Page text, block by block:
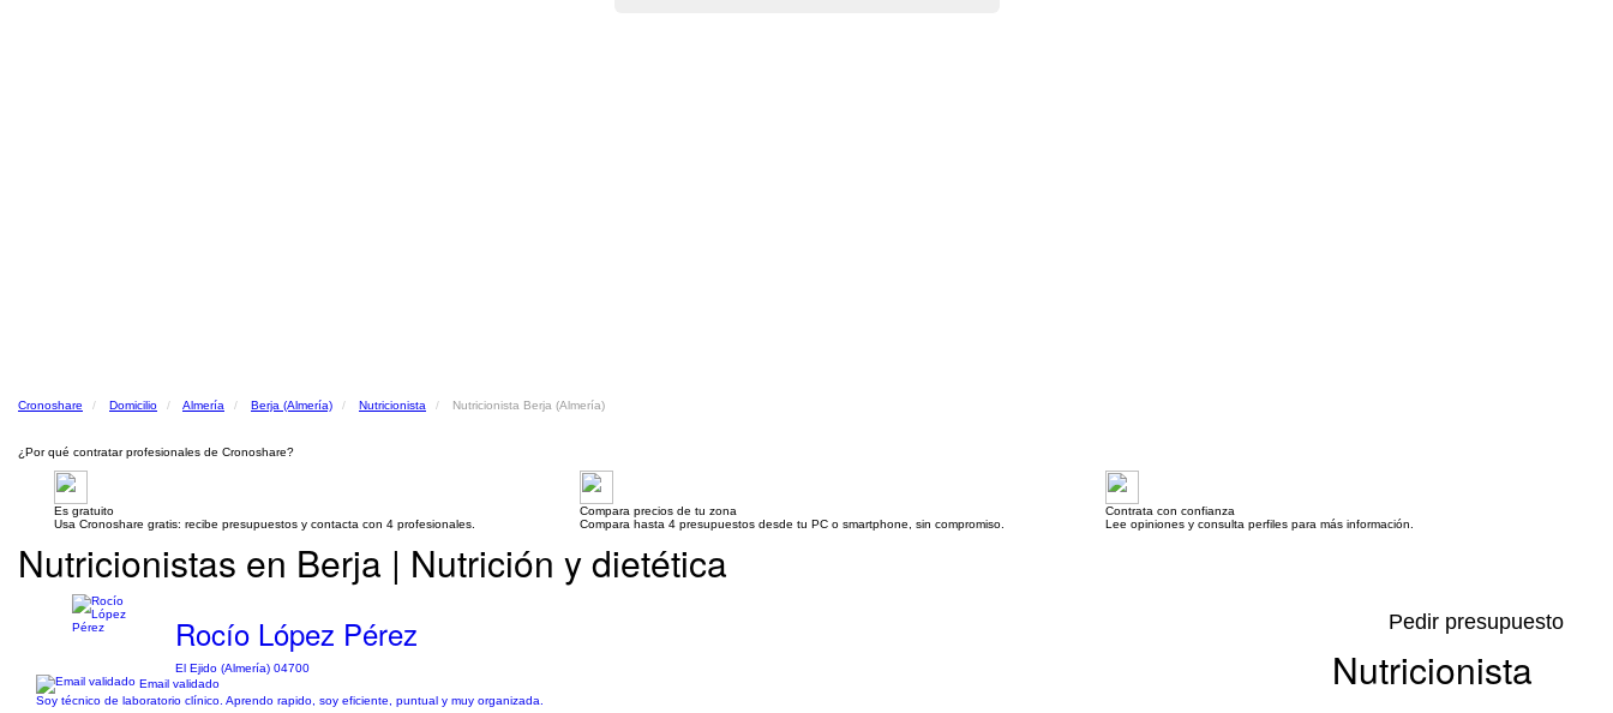
Cronoshare Domicilio Almería Berja (Almería) Nutricionista Nutricionista Berja (Almería)
¿Por qué contratar profesionales de Cronoshare?
Es gratuito
Usa Cronoshare gratis: recibe presupuestos y contacta con 4 profesionales.
Compara precios de tu zona
Compara hasta 4 presupuestos desde tu PC o smartphone, sin compromiso.
Contrata con confianza
Lee opiniones y consulta perfiles para más información.
Nutricionistas en Berja | Nutrición y dietética
Rocío López Pérez
El Ejido (Almería) 04700
Email validado
Soy técnico de laboratorio clínico. Aprendo rapido, soy eficiente, puntual y muy organizada.
Pedir presupuesto
Nutricionista